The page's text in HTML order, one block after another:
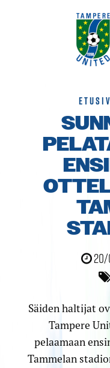
20/
Säiden haltijat
Tampere
pelaamaan
Tammelan